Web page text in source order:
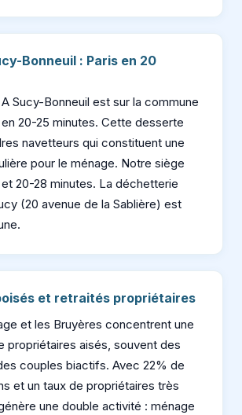
Bonneuil : Paris en 20
A Sucy-Bonneuil est sur la commune
20-25 minutes. Cette desserte
navetteurs qui constituent une
pour le ménage. Notre siège
et 20-28 minutes. La déchetterie
(20 avenue de la Sablière) est
et retraités propriétaires
et les Bruyères concentrent une
propriétaires aisés, souvent des
couples biactifs. Avec 22% de
et un taux de propriétaires très
une double activité : ménage